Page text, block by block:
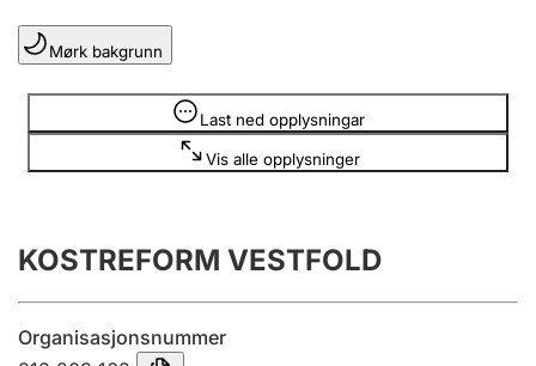
Lag og foreining
Registrere, endre, slette
Årsrekneskap
Innsending og forseinkingsgebyr
Mørk bakgrunn
Last ned opplysningar
Vis alle opplysninger
Opplysninger er skjult
KOSTREFORM VESTFOLD
Organisasjonsnummer